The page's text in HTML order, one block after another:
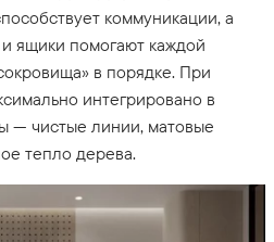
коммуникации, а
ящики помогают каждой
в порядке. При
интегрировано в
— чистые линии, матовые
тепло дерева.